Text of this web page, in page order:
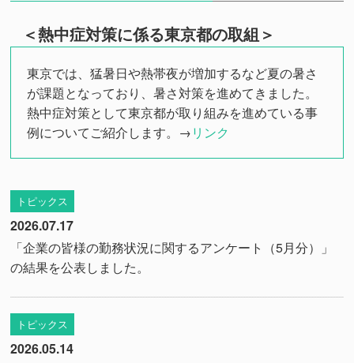
＜熱中症対策に係る東京都の取組＞
東京では、猛暑日や熱帯夜が増加するなど夏の暑さ
が課題となっており、暑さ対策を進めてきました。
熱中症対策として東京都が取り組みを進めている事
例についてご紹介します。→リンク
トピックス
2026.07.17
「企業の皆様の勤務状況に関するアンケート（5月分）」
の結果を公表しました。
トピックス
2026.05.14